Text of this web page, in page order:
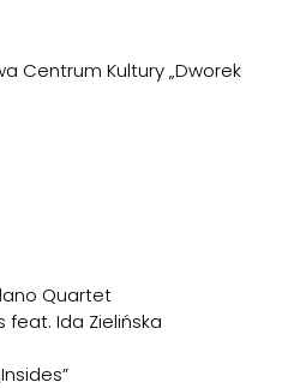
Centrum Kultury „Dworek
Quartet
feat. Ida Zielińska